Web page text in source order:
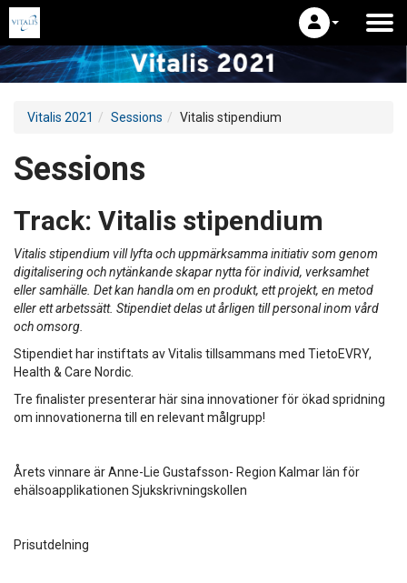
Vitalis 2021 Sessions Vitalis stipendium
Sessions
Track: Vitalis stipendium
Vitalis stipendium vill lyfta och uppmärksamma initiativ som genom
digitalisering och nytänkande skapar nytta för individ, verksamhet
eller samhälle. Det kan handla om en produkt, ett projekt, en metod
eller ett arbetssätt. Stipendiet delas ut årligen till personal inom vård
och omsorg.
Stipendiet har instiftats av Vitalis tillsammans med TietoEVRY,
Health & Care Nordic.
Tre finalister presenterar här sina innovationer för ökad spridning
om innovationerna till en relevant målgrupp!
Årets vinnare är Anne-Lie Gustafsson- Region Kalmar län för
ehälsoapplikationen Sjukskrivningskollen
Prisutdelning